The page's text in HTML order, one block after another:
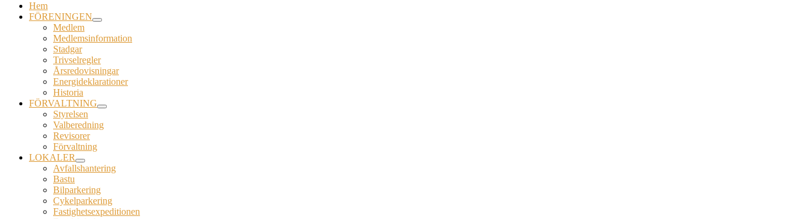
Hem
FÖRENINGEN
Medlem
Medlemsinformation
Stadgar
Trivselregler
Årsredovisningar
Energideklarationer
Historia
FÖRVALTNING
Styrelsen
Valberedning
Revisorer
Förvaltning
LOKALER
Avfallshantering
Bastu
Bilparkering
Cykelparkering
Fastighetsexpeditionen